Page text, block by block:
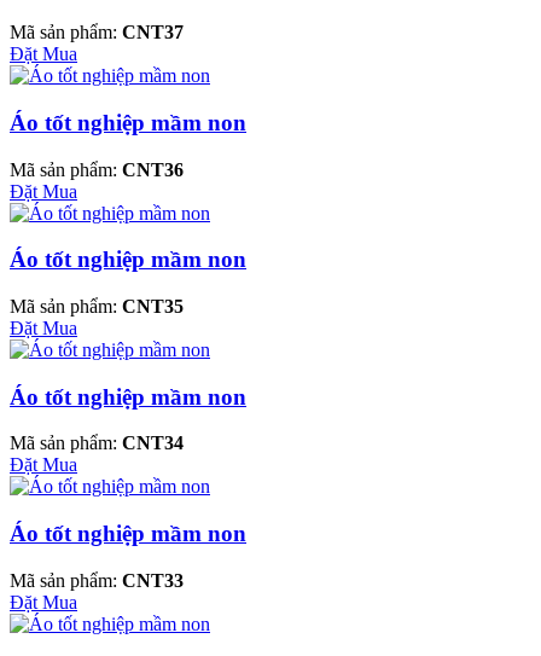
Mã sản phẩm: CNT37
Đặt Mua
Áo tốt nghiệp mầm non
Mã sản phẩm: CNT36
Đặt Mua
Áo tốt nghiệp mầm non
Mã sản phẩm: CNT35
Đặt Mua
Áo tốt nghiệp mầm non
Mã sản phẩm: CNT34
Đặt Mua
Áo tốt nghiệp mầm non
Mã sản phẩm: CNT33
Đặt Mua